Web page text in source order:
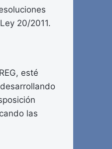
20/2011.
esté
las